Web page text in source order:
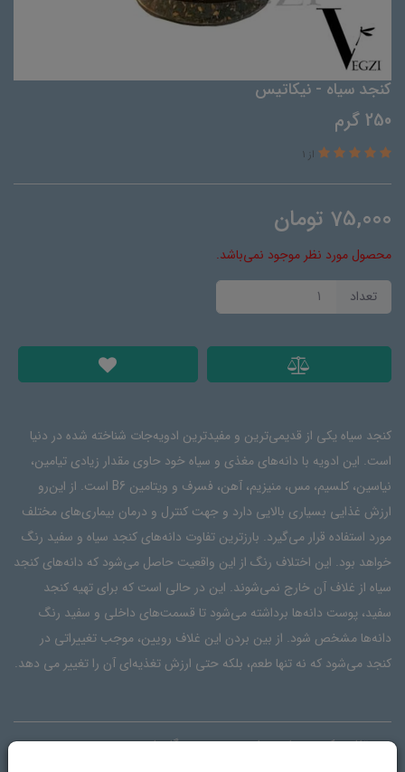
کنجد سیاه - نیکاتیس
250 گرم
از 1
75,000 تومان
محصول مورد نظر موجود نمی‌باشد.
تعداد
کنجد سیاه یکی از قدیمی‌ترین و مفیدترین ادویه‌جات شناخته شده در دنیا
است. این ادویه با دانه‌های مغذی و سیاه خود حاوی مقدار زیادی تیامین،
نیاسین، کلسیم، مس، منیزیم، آهن، فسرف و ویتامین B6 است. از این‌رو
ارزش غذایی بسیاری بالایی دارد و جهت کنترل و درمان بیماری‌های مختلف
مورد استفاده قرار می‌گیرد. بارزترین تفاوت دانه‌های کنجد سیاه و سفید رنگ
خواهد بود. این اختلاف رنگ از این واقعیت حاصل می‌شود که دانه‌های کنجد
سیاه از غلاف آن خارج نمی‌شوند. این در حالی است که برای تهیه کنجد
سفید، پوست دانه‌ها برداشته می‌شود تا قسمت‌های داخلی و سفید رنگ
دانه‌ها مشخص شود. از بین بردن این غلاف رویین، موجب تغییراتی در
کنجد می‌شود که نه تنها طعم، بلکه حتی ارزش تغذیه‌ای آن را تغییر می دهد.
تفاوت کنجد سیاه و سفید دیدگاه‌ها